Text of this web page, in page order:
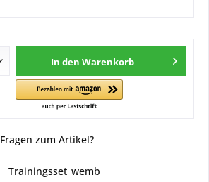
In den Warenkorb
Fragen zum Artikel?
Trainingsset_wemb